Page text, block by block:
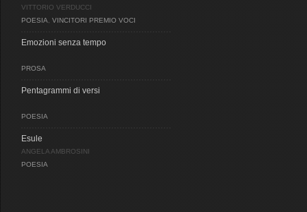
VITTORIO VERDUCCI
POESIA
VINCITORI PREMIO VOCI
Emozioni senza tempo
PROSA
Pentagrammi di versi
POESIA
Esule
ANGELA AMBROSINI
POESIA